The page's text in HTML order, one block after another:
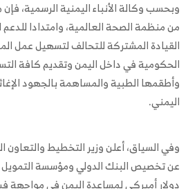
وبحسب وكالة الأنباء اليمنية الرسمية،
من منظمة الصحة العالمية، وامتدادا
القيادة المشتركة للتحالف لتسهيل عمل
الحكومية في داخل اليمن وتقديم كافة
وأطقمها الطبية والمساهمة بالجهود
اليمني.
وفي السياق، أعلن وزير التخطيط والتعاون
دولار أميركي لمساعدة اليمن في مواجهة